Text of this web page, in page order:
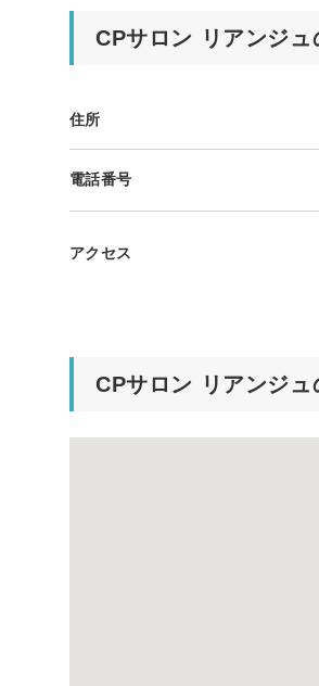
CPサロン リアンジュ
住所
電話番号
アクセス
CPサロン リアンジュ